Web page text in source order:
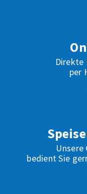
Direkte
per
Unsere
bedient Sie